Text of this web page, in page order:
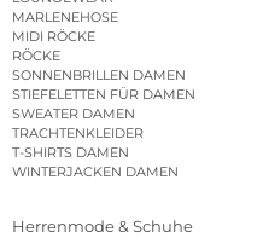
MARLENEHOSE
MIDI RÖCKE
RÖCKE
SONNENBRILLEN DAMEN
STIEFELETTEN FÜR DAMEN
SWEATER DAMEN
TRACHTENKLEIDER
T-SHIRTS DAMEN
WINTERJACKEN DAMEN
Herrenmode & Schuhe